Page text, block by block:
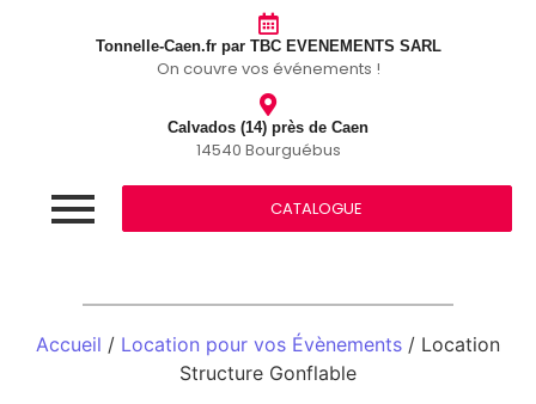
Tonnelle-Caen.fr par TBC EVENEMENTS SARL
On couvre vos événements !
Calvados (14) près de Caen
14540 Bourguébus
CATALOGUE
Accueil / Location pour vos Évènements / Location
Structure Gonflable